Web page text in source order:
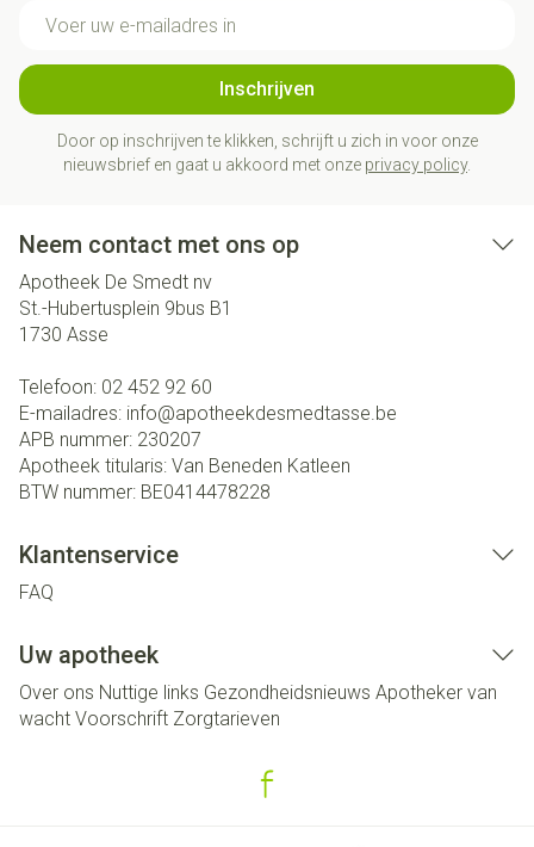
Inschrijven
Door op inschrijven te klikken, schrijft u zich in voor onze
nieuwsbrief en gaat u akkoord met onze privacy policy.
Neem contact met ons op
Apotheek De Smedt nv
St.-Hubertusplein 9bus B1
1730 Asse
Telefoon: 02 452 92 60
E-mailadres: info@apotheekdesmedtasse.be
APB nummer: 230207
Apotheek titularis: Van Beneden Katleen
BTW nummer: BE0414478228
Klantenservice
FAQ
Uw apotheek
Over ons Nuttige links Gezondheidsnieuws Apotheker van
wacht Voorschrift Zorgtarieven